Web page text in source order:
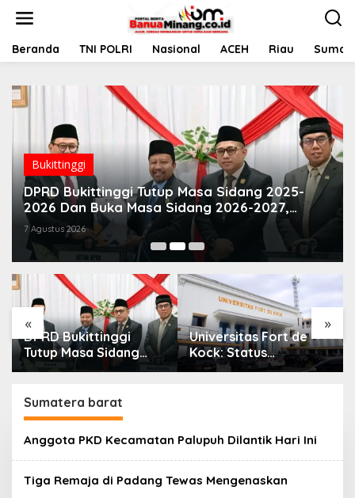
t
Beranda TNI POLRI Nasional ACEH Riau
Bukittinggi
DPRD Bukittinggi Tutup Masa Sidang 2025-
2026 Dan Buka Masa Sidang 2026-2027,
Wako Ramlan Beri Apresiasi
7 Agustus 2026
« »
DPRD Bukittinggi
Tutup Masa Sidang
2025-2026 Dan Buka
2027, Wako Ramlan
Beri Apresiasi
Universitas Fort de
Kock: Status
Kepemilikan Aset
Nomor
2108/K/Pdt/2022
Sumatera barat
Anggota PKD Kecamatan Palupuh Dilantik Hari Ini
Tiga Remaja di Padang Tewas Mengenaskan